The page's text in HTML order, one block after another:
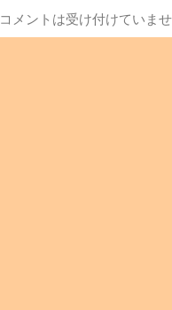
コメントは受け付けていま